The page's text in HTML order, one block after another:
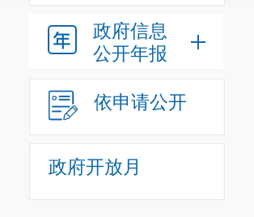
政府信息
公开年报
依申请公开
政府开放月